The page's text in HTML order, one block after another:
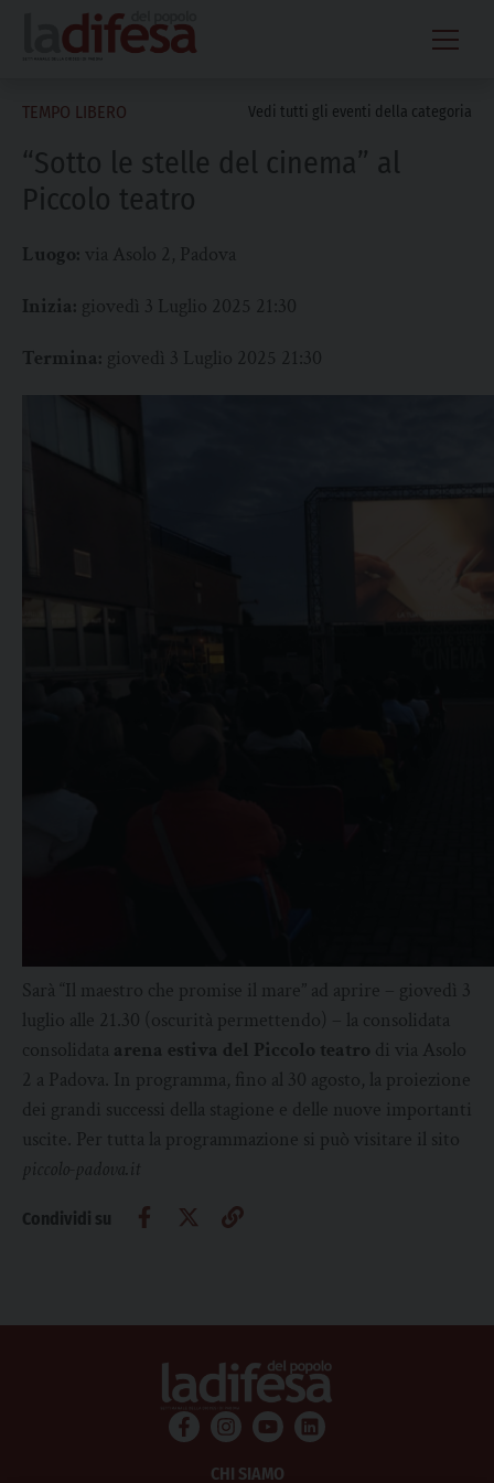
content
TEMPO LIBERO Vedi tutti gli eventi della categoria
“Sotto le stelle del cinema” al
Piccolo teatro
Luogo: via Asolo 2, Padova
Inizia: giovedì 3 Luglio 2025 21:30
Termina: giovedì 3 Luglio 2025 21:30
Sarà “Il maestro che promise il mare” ad aprire – giovedì 3
luglio alle 21.30 (oscurità permettendo) – la consolidata
consolidata arena estiva del Piccolo teatro di via Asolo
2 a Padova. In programma, fino al 30 agosto, la proiezione
dei grandi successi della stagione e delle nuove importanti
uscite. Per tutta la programmazione si può visitare il sito
piccolo-padova.it
Condividi su
CHI SIAMO